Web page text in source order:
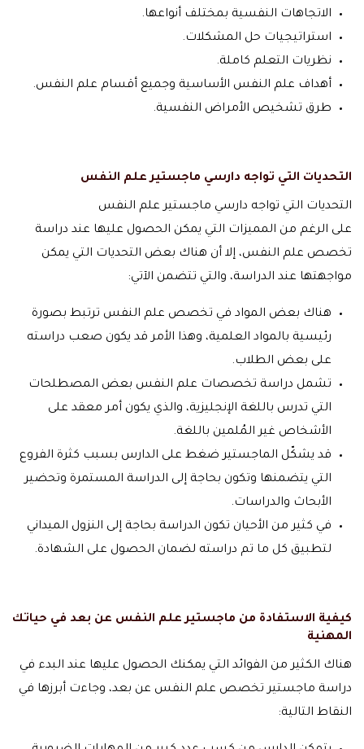
الاتجاهات النفسية بمختلف أنواعها.
استراتيجيات حل المشكلات.
نظريات التعلم كاملة.
أهداف علم النفس الأساسية وجميع أقسام علم النفس.
طرق تشخيص الأمراض النفسية.
التحديات التي تواجه دارسي ماجستير علم النفس
التحديات التي تواجه دارسي ماجستير علم النفس
على الرغم من المميزات التي يمكن الحصول عليها عند دراسة
تخصص علم النفس، إلا أن هناك بعض التحديات التي يمكن
مواجهتها عند الدراسة، والتي تتضمن الآتي:
هناك بعض المواد في تخصص علم النفس ترتبط بصورة
رئيسية بالمواد العلمية، وهذا الأمر قد يكون صعب دراسته
على بعض الطلاب.
تشمل دراسة تخصصات علم النفس بعض المصطلحات
التي تدرس باللغة الإنجليزية، والذي يكون أمر معقد على
الأشخاص غير المُلمين باللغة.
قد يشكّل الماجستير ضغط على الدارس بسبب كثرة الفروع
التي يتضمنها وتكون بحاجة إلى الدراسة المستمرة وتحضير
الأبحاث والدراسات.
في كثير من الأحيان تكون الدراسة بحاجة إلى النزول الميداني
لتطبيق كل ما تم دراسته لضمان الحصول على الشهادة.
كيفية الاستفادة من ماجستير علم النفس عن بعد في حياتك
المهنية
هناك الكثير من الفوائد التي يمكنك الحصول عليها عند البدء في
دراسة ماجستير تخصص علم النفس عن بعد، وجاءت أبرزها في
النقاط التالية: